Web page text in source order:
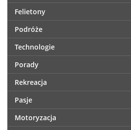
Felietony
Podróże
Technologie
Porady
Rekreacja
Pasje
Motoryzacja